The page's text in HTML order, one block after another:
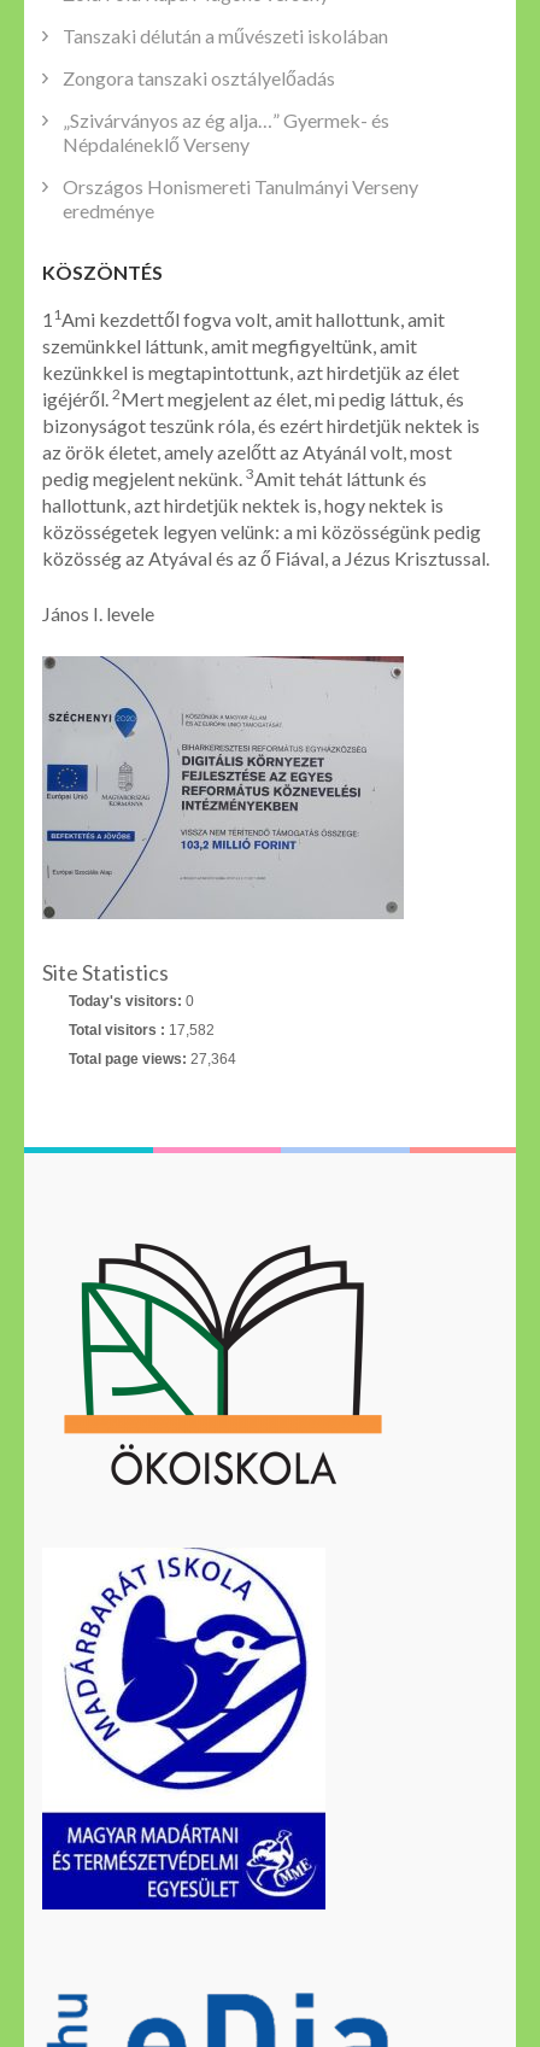
Tanszaki délután a művészeti iskolában
Zongora tanszaki osztályelőadás
„Szivárványos az ég alja…” Gyermek- és
Népdaléneklő Verseny
Országos Honismereti Tanulmányi Verseny
eredménye
KÖSZÖNTÉS
1 1 Ami kezdettől fogva volt, amit hallottunk, amit
szemünkkel láttunk, amit megfigyeltünk, amit
kezünkkel is megtapintottunk, azt hirdetjük az élet
igéjéről. 2Mert megjelent az élet, mi pedig láttuk, és
bizonyságot teszünk róla, és ezért hirdetjük nektek is
az örök életet, amely azelőtt az Atyánál volt, most
pedig megjelent nekünk. 3Amit tehát láttunk és
hallottunk, azt hirdetjük nektek is, hogy nektek is
közösségetek legyen velünk: a mi közösségünk pedig
közösség az Atyával és az ő Fiával, a Jézus Krisztussal.
János I. levele
Site Statistics
Today's visitors: 0
Total visitors : 17,582
Total page views: 27,364